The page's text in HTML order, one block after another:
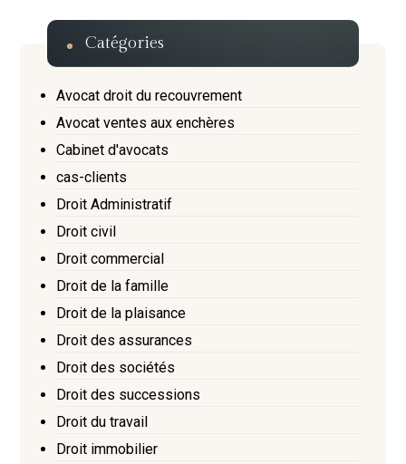
Catégories
Avocat droit du recouvrement
Avocat ventes aux enchères
Cabinet d'avocats
cas-clients
Droit Administratif
Droit civil
Droit commercial
Droit de la famille
Droit de la plaisance
Droit des assurances
Droit des sociétés
Droit des successions
Droit du travail
Droit immobilier